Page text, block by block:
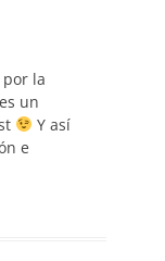
la
un
Y así
e